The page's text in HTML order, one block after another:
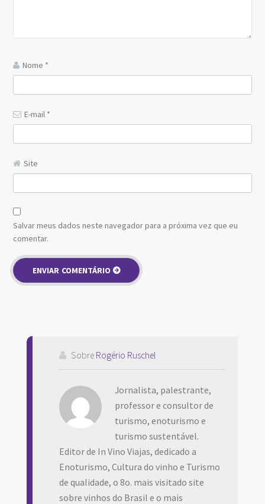
Nome *
E-mail *
Site
Salvar meus dados neste navegador para a próxima vez que eu
comentar.
Sobre Rogério Ruschel
Jornalista, palestrante,
professor e consultor de
turismo, enoturismo e
turismo sustentável.
Editor de In Vino Viajas, dedicado a
Enoturismo, Cultura do vinho e Turismo
de qualidade, o 8o. mais visitado site
sobre vinhos do Brasil e o mais